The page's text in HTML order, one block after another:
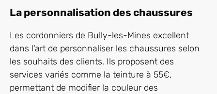
La personnalisation des chaussures
Les cordonniers de Bully-les-Mines excellent
dans l'art de personnaliser les chaussures selon
les souhaits des clients. Ils proposent des
services variés comme la teinture à 55€,
permettant de modifier la couleur des